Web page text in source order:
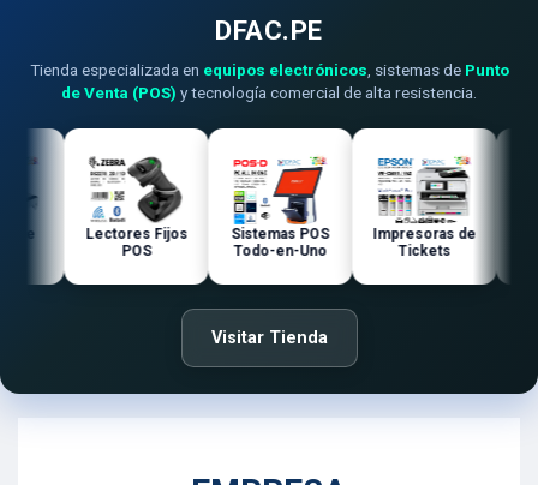
DFAC.PE
Tienda especializada en equipos electrónicos , sistemas de Punto
de Venta (POS) y tecnología comercial de alta resistencia.
Lectores Fijos
POS
Sistemas POS
Todo-en-Uno
Impresoras de
Tickets
Visitar Tienda